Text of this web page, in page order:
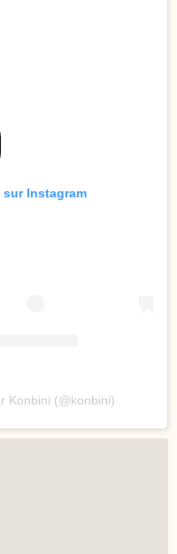
Instagram
Konbini (@konbini)